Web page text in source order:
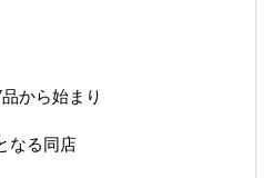
から始まり
なる同店